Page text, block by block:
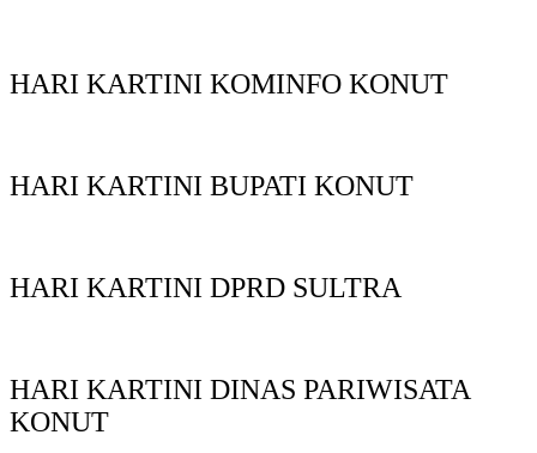
HARI KARTINI KOMINFO KONUT
HARI KARTINI BUPATI KONUT
HARI KARTINI DPRD SULTRA
HARI KARTINI DINAS PARIWISATA
KONUT